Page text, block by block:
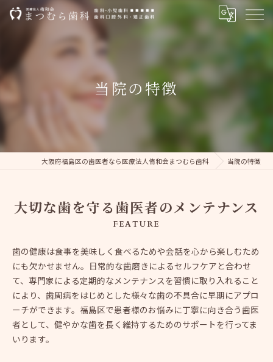
当院の特徴
大阪府福島区の歯医者なら医療法人侑和会まつむら歯科 当院の特徴
大切な歯を守る歯医者のメンテナンス
FEATURE
歯の健康は食事を美味しく食べるためや会話を心から楽しむため
にも欠かせません。日常的な歯磨きによるセルフケアと合わせ
て、専門家による定期的なメンテナンスを習慣に取り入れること
により、歯周病をはじめとした様々な歯の不具合に早期にアプロ
ーチができます。福島区で患者様のお悩みに丁寧に向き合う歯医
者として、健やかな歯を長く維持するためのサポートを行ってま
いります。